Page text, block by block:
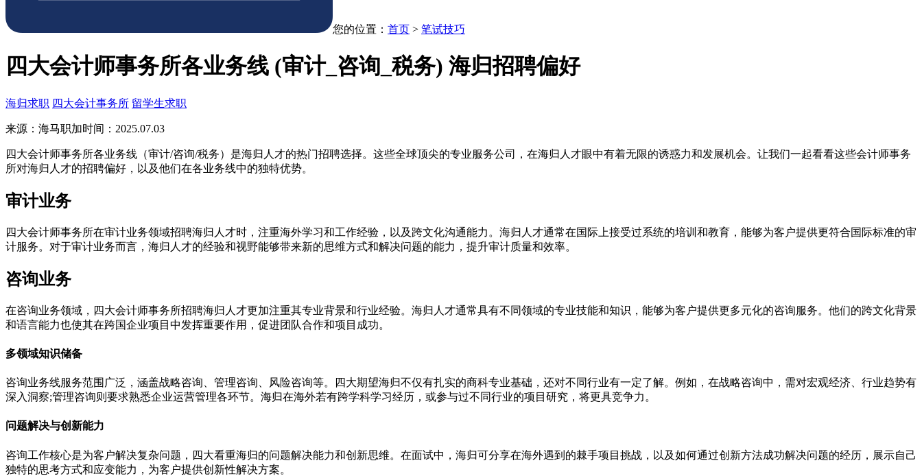
您的位置： 首页 > 笔试技巧
四大会计师事务所各业务线 (审计_咨询_税务) 海归招聘偏好
海归求职 四大会计事务所 留学生求职
来源：海马职加时间：2025.07.03
四大会计师事务所各业务线（审计/咨询/税务）是海归人才的热门招聘选择。这些全球顶尖的专业服务公司，在海归人才眼中有着无限的诱惑力和发展机会。让我们一起看看这些会计师事务
所对海归人才的招聘偏好，以及他们在各业务线中的独特优势。
审计业务
四大会计师事务所在审计业务领域招聘海归人才时，注重海外学习和工作经验，以及跨文化沟通能力。海归人才通常在国际上接受过系统的培训和教育，能够为客户提供更符合国际标准的审
计服务。对于审计业务而言，海归人才的经验和视野能够带来新的思维方式和解决问题的能力，提升审计质量和效率。
咨询业务
在咨询业务领域，四大会计师事务所招聘海归人才更加注重其专业背景和行业经验。海归人才通常具有不同领域的专业技能和知识，能够为客户提供更多元化的咨询服务。他们的跨文化背景
和语言能力也使其在跨国企业项目中发挥重要作用，促进团队合作和项目成功。
多领域知识储备
咨询业务线服务范围广泛，涵盖战略咨询、管理咨询、风险咨询等。四大期望海归不仅有扎实的商科专业基础，还对不同行业有一定了解。例如，在战略咨询中，需对宏观经济、行业趋势有
深入洞察;管理咨询则要求熟悉企业运营管理各环节。海归在海外若有跨学科学习经历，或参与过不同行业的项目研究，将更具竞争力。
问题解决与创新能力
咨询工作核心是为客户解决复杂问题，四大看重海归的问题解决能力和创新思维。在面试中，海归可分享在海外遇到的棘手项目挑战，以及如何通过创新方法成功解决问题的经历，展示自己
独特的思考方式和应变能力，为客户提供创新性解决方案。